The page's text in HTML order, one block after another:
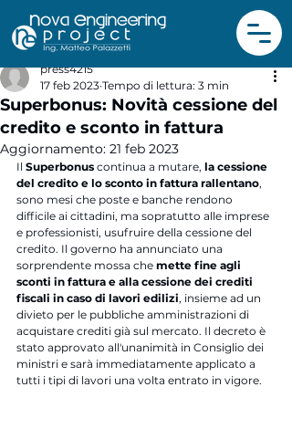
Superbonus: Novità cessione del
credito e sconto in fattura
press4215
17 feb 2023 Tempo di lettura: 3 min
Aggiornamento: 21 feb 2023
Il Superbonus continua a mutare, la cessione
del credito e lo sconto in fattura rallentano,
sono mesi che poste e banche rendono
difficile ai cittadini, ma sopratutto alle imprese
e professionisti, usufruire della cessione del
credito. Il governo ha annunciato una
sorprendente mossa che mette fine agli
sconti in fattura e alla cessione dei crediti
fiscali in caso di lavori edilizi, insieme ad un
divieto per le pubbliche amministrazioni di
acquistare crediti già sul mercato. Il decreto è
stato approvato all'unanimità in Consiglio dei
ministri e sarà immediatamente applicato a
tutti i tipi di lavori una volta entrato in vigore.